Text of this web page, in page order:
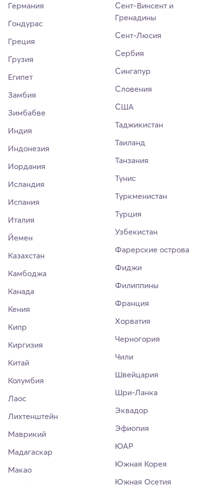
Германия
Гондурас
Греция
Грузия
Египет
Замбия
Зимбабве
Индия
Индонезия
Иордания
Исландия
Испания
Италия
Йемен
Казахстан
Камбоджа
Канада
Кения
Кипр
Киргизия
Китай
Колумбия
Лаос
Лихтенштейн
Маврикий
Мадагаскар
Макао
Сент-Винсент и
Гренадины
Сент-Люсия
Сербия
Сингапур
Словения
США
Таджикистан
Таиланд
Танзания
Тунис
Туркменистан
Турция
Узбекистан
Фарерские острова
Фиджи
Филиппины
Франция
Хорватия
Черногория
Чили
Швейцария
Шри-Ланка
Эквадор
Эфиопия
ЮАР
Южная Корея
Южная Осетия